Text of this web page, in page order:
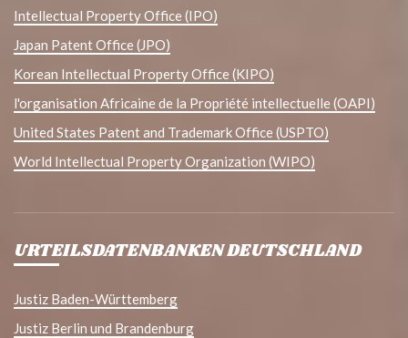
Intellectual Property Office (IPO)
Japan Patent Office (JPO)
Korean Intellectual Property Office (KIPO)
l'organisation Africaine de la Propriété intellectuelle (OAPI)
United States Patent and Trademark Office (USPTO)
World Intellectual Property Organization (WIPO)
URTEILSDATENBANKEN DEUTSCHLAND
Justiz Baden-Württemberg
Justiz Berlin und Brandenburg